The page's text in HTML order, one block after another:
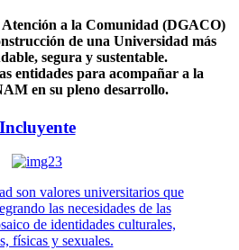
a la Comunidad (DGACO)
de una Universidad más
segura y sustentable.
entidades para acompañar a la
en su pleno desarrollo.
Incluyente
son valores universitarios que
las necesidades de las
de identidades culturales,
físicas y sexuales.